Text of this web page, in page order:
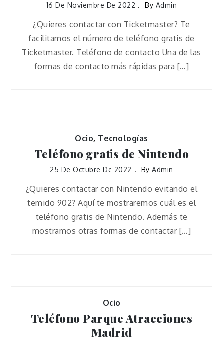
16 De Noviembre De 2022 By Admin
¿Quieres contactar con Ticketmaster? Te
facilitamos el número de teléfono gratis de
Ticketmaster. Teléfono de contacto Una de las
formas de contacto más rápidas para […]
Ocio, Tecnologías
Teléfono gratis de Nintendo
25 De Octubre De 2022 ByAdmin
¿Quieres contactar con Nintendo evitando el
temido 902? Aquí te mostraremos cuál es el
teléfono gratis de Nintendo. Además te
mostramos otras formas de contactar […]
Ocio
Teléfono Parque Atracciones
Madrid